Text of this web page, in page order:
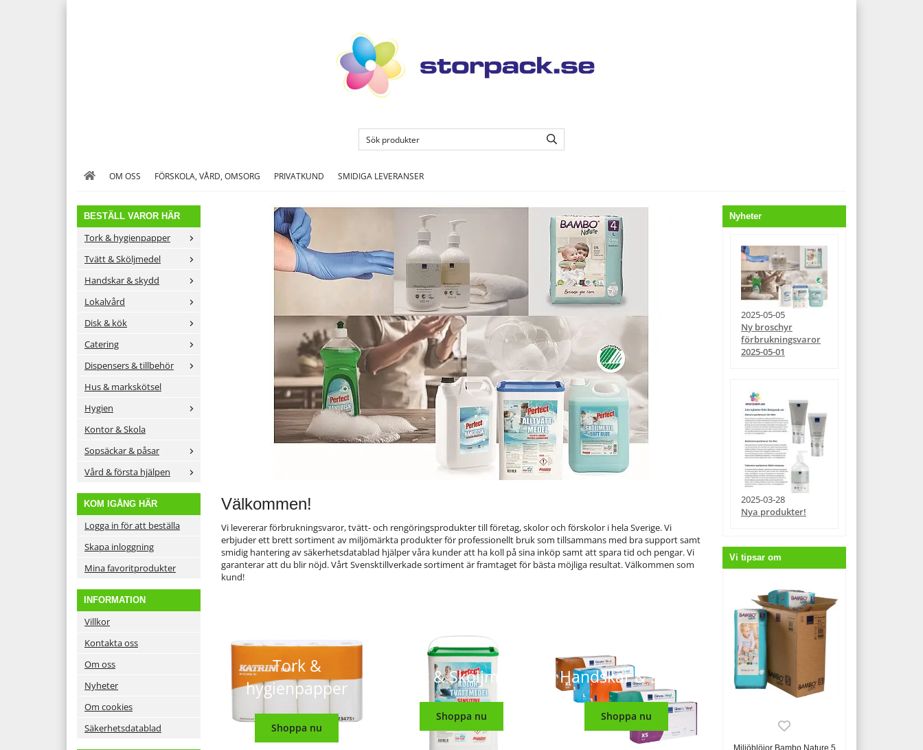
OM OSS FÖRSKOLA, VÅRD, OMSORG PRIVATKUND SMIDIGA LEVERANSER
BESTÄLL VAROR HÄR
Tork & hygienpapper
Tvätt & Sköljmedel
Handskar & skydd
Lokalvård
Disk & kök
Catering
Dispensers & tillbehör
Hus & markskötsel
Hygien
Kontor & Skola
Sopsäckar & påsar
Vård & första hjälpen
KOM IGÅNG HÄR
Logga in för att beställa
Skapa inloggning
Mina favoritprodukter
INFORMATION
Villkor
Kontakta oss
Om oss
Nyheter
Om cookies
Säkerhetsdatablad
Nyheter
2025-05-05
ny broschyr
förbrukningsvaror
2025-05-01
2025-03-28
nya produkter!
Vi tipsar om
Miljöblöjor Bambo Nature 5
Välkommen!
Vi levererar förbrukningsvaror, tvätt- och rengöringsprodukter till företag, skolor och förskolor i hela Sverige. Vi
erbjuder ett brett sortiment av miljömärkta produkter för professionellt bruk som tillsammans med bra support samt
smidig hantering av säkerhetsdatablad hjälper våra kunder att ha koll på sina inköp samt att spara tid och pengar. Vi
garanterar att du blir nöjd. Vårt Svensktillverkade sortiment är framtaget för bästa möjliga resultat. Välkommen som
kund!
Tork &
hygienpapper
Shoppa nu
Tvätt & Sköljmedel
Shoppa nu
Handskar & skydd
Shoppa nu